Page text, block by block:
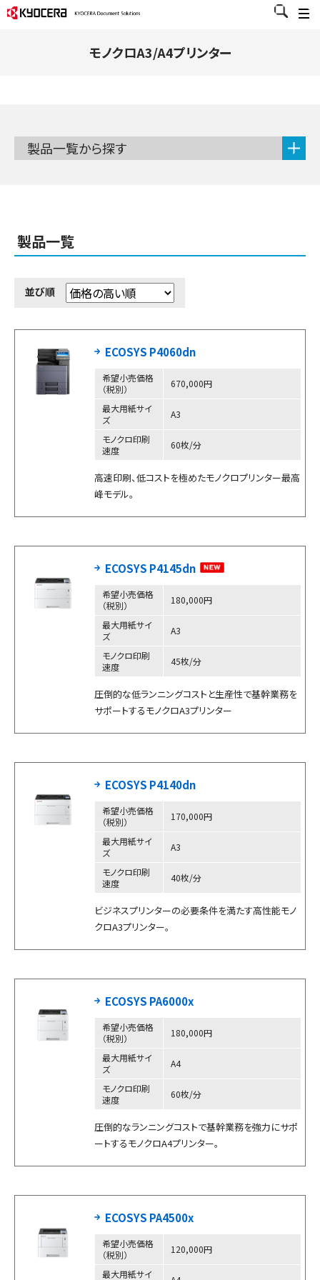
モノクロA3/A4プリンター
製品一覧から探す
製品一覧
並び順
ECOSYS P4060dn
希望小売価格
（税別）
670,000円
最大用紙サイ
ズ
A3
モノクロ印刷
速度
60枚/分
高速印刷、低コストを極めたモノクロプリンター最高
峰モデル。
ECOSYS P4145dn
希望小売価格
（税別）
180,000円
最大用紙サイ
ズ
A3
モノクロ印刷
速度
45枚/分
圧倒的な低ランニングコストと生産性で基幹業務を
サポートするモノクロA3プリンター
ECOSYS P4140dn
希望小売価格
（税別）
170,000円
最大用紙サイ
ズ
A3
モノクロ印刷
速度
40枚/分
ビジネスプリンターの必要条件を満たす高性能モノ
クロA3プリンター。
ECOSYS PA6000x
希望小売価格
（税別）
180,000円
最大用紙サイ
ズ
A4
モノクロ印刷
速度
60枚/分
圧倒的なランニングコストで基幹業務を強力にサポ
ートするモノクロA4プリンター。
ECOSYS PA4500x
希望小売価格
（税別）
120,000円
最大用紙サイ